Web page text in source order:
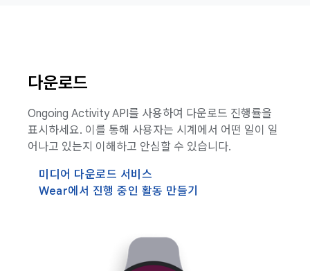
다운로드
Ongoing Activity API를 사용하여 다운로드 진행률을
표시하세요. 이를 통해 사용자는 시계에서 어떤 일이 일
어나고 있는지 이해하고 안심할 수 있습니다.
미디어 다운로드 서비스
Wear에서 진행 중인 활동 만들기